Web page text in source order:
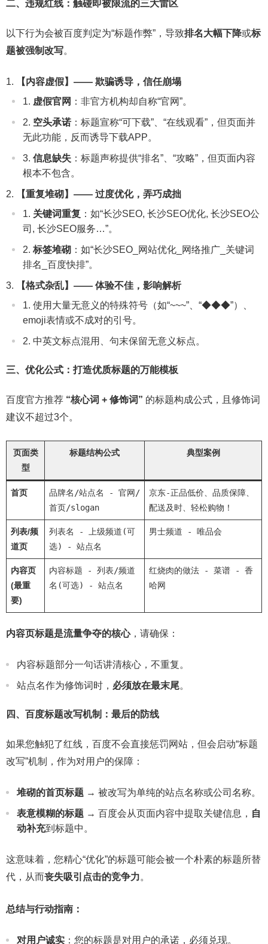
二、违规红线：触碰即被限流的三大雷区
以下行为会被百度判定为“标题作弊”，导致排名大幅下降或标
题被强制改写。
【内容虚假】—— 欺骗诱导，信任崩塌
虚假官网 ：非官方机构却自称“官网”。
空头承诺 ：标题宣称“可下载”、“在线观看”，但页面并
无此功能，反而诱导下载APP。
信息缺失 ：标题声称提供“排名”、“攻略”，但页面内容
根本不包含。
【重复堆砌】—— 过度优化，弄巧成拙
关键词重复 ：如“长沙SEO, 长沙SEO优化, 长沙SEO公
司, 长沙SEO服务…”。
标签堆砌 ：如“长沙SEO_网站优化_网络推广_关键词
排名_百度快排”。
【格式杂乱】—— 体验不佳，影响解析
使用大量无意义的特殊符号（如“~~~”、“◆◆◆”）、
emoji表情或不成对的引号。
中英文标点混用、句末保留无意义标点。
三、优化公式：打造优质标题的万能模板
百度官方推荐 “核心词 + 修饰词” 的标题构成公式，且修饰词
建议不超过3个。
页面类
型
标题结构公式 典型案例
首页
品牌名/站点名 - 官网/
首页/slogan
京东-正品低价、品质保障、
配送及时、轻松购物！
列表/频
道页
列表名 - 上级频道(可
选) - 站点名
男士频道 - 唯品会
内容页
(最重
要)
内容标题 - 列表/频道
名(可选) - 站点名
红烧肉的做法 - 菜谱 - 香
哈网
内容页标题是流量争夺的核心，请确保：
内容标题部分一句话讲清核心，不重复。
站点名作为修饰词时， 必须放在最末尾。
四、百度标题改写机制：最后的防线
如果您触犯了红线，百度不会直接惩罚网站，但会启动“标题
改写”机制，作为对用户的保障：
堆砌的首页标题 → 被改写为单纯的站点名称或公司名称。
表意模糊的标题 → 百度会从页面内容中提取关键信息， 自
动补充到标题中。
这意味着，您精心“优化”的标题可能会被一个朴素的标题所替
代，从而丧失吸引点击的竞争力。
总结与行动指南：
对用户诚实 ：您的标题是对用户的承诺，必须兑现。